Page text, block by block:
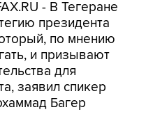
- В Тегеране
президента
по мнению
и призывают
для
заявил спикер
Багер